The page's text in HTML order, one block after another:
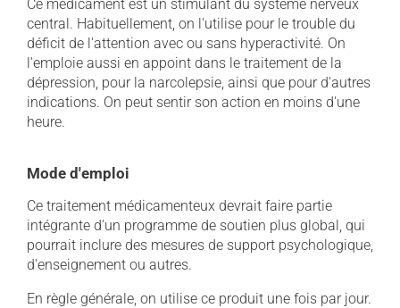
Ce médicament est un stimulant du système nerveux
central. Habituellement, on l'utilise pour le trouble du
déficit de l'attention avec ou sans hyperactivité. On
l'emploie aussi en appoint dans le traitement de la
dépression, pour la narcolepsie, ainsi que pour d'autres
indications. On peut sentir son action en moins d'une
heure.
Mode d'emploi
Ce traitement médicamenteux devrait faire partie
intégrante d'un programme de soutien plus global, qui
pourrait inclure des mesures de support psychologique,
d'enseignement ou autres.
En règle générale, on utilise ce produit une fois par jour.